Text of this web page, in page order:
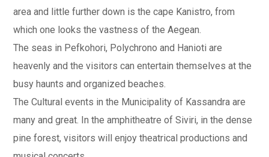
area and little further down is the cape Kanistro, from
which one looks the vastness of the Aegean.
The seas in Pefkohori, Polychrono and Hanioti are
heavenly and the visitors can entertain themselves at the
busy haunts and organized beaches.
The Cultural events in the Municipality of Kassandra are
many and great. In the amphitheatre of Siviri, in the dense
pine forest, visitors will enjoy theatrical productions and